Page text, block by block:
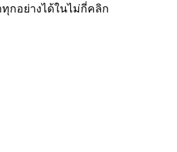
กอย่างได้ในไม่กี่คลิก